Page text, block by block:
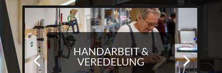
HANDARBEIT &
VEREDELUNG